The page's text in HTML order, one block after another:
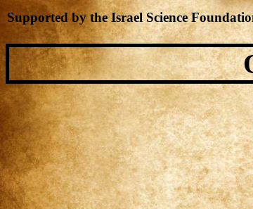
Supported by the Israel Science